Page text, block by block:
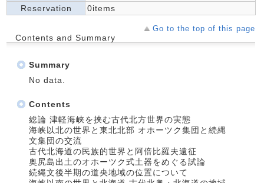
Reservation
0items
Go to the top of this page
Contents and Summary
Summary
No data.
Contents
総論 津軽海峡を挟む古代北方世界の実態
海峡以北の世界と東北北部 オホーツク集団と続縄
文集団の交流
古代北海道の民族的世界と阿倍比羅夫遠征
奥尻島出土のオホーツク式土器をめぐる試論
続縄文後半期の道央地域の位置について